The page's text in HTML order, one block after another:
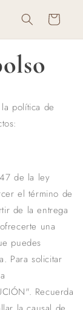
Carrito
política de
de la ley
el término de
de la entrega
una
puedes
Para solicitar
Recuerda